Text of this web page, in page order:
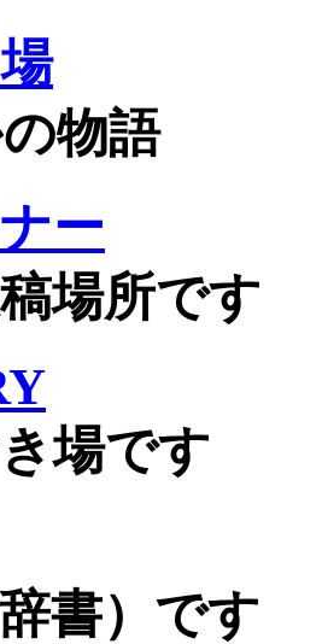
物語
ー
場所です
場です
書）です